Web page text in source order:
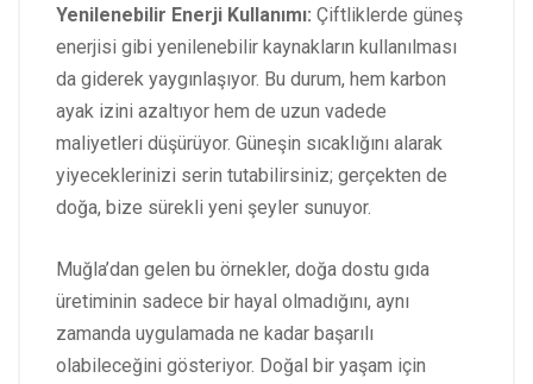
Yenilenebilir Enerji Kullanımı: Çiftliklerde güneş
enerjisi gibi yenilenebilir kaynakların kullanılması
da giderek yaygınlaşıyor. Bu durum, hem karbon
ayak izini azaltıyor hem de uzun vadede
maliyetleri düşürüyor. Güneşin sıcaklığını alarak
yiyeceklerinizi serin tutabilirsiniz; gerçekten de
doğa, bize sürekli yeni şeyler sunuyor.
Muğla’dan gelen bu örnekler, doğa dostu gıda
üretiminin sadece bir hayal olmadığını, aynı
zamanda uygulamada ne kadar başarılı
olabileceğini gösteriyor. Doğal bir yaşam için